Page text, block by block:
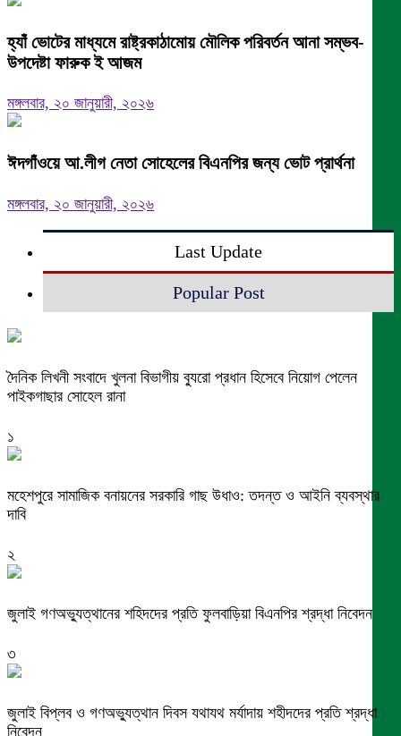
হ্যাঁ ভোটের মাধ্যমে রাষ্ট্রকাঠামোয় মৌলিক পরিবর্তন আনা সম্ভব-
উপদেষ্টা ফারুক ই আজম
মঙ্গলবার, ২০ জানুয়ারী, ২০২৬
ঈদগাঁওয়ে আ.লীগ নেতা সোহেলের বিএনপির জন্য ভোট প্রার্থনা
মঙ্গলবার, ২০ জানুয়ারী, ২০২৬
Last Update
Popular Post
দৈনিক লিখনী সংবাদে খুলনা বিভাগীয় ব্যুরো প্রধান হিসেবে নিয়োগ পেলেন
পাইকগাছার সোহেল রানা
১
মহেশপুরে সামাজিক বনায়নের সরকারি গাছ উধাও: তদন্ত ও আইনি ব্যবস্থার
দাবি
২
জুলাই গণঅভ্যুত্থানের শহিদদের প্রতি ফুলবাড়িয়া বিএনপির শ্রদ্ধা নিবেদন
৩
জুলাই বিপ্লব ও গণঅভ্যুত্থান দিবস যথাযথ মর্যাদায় শহীদদের প্রতি শ্রদ্ধা
নিবেদন